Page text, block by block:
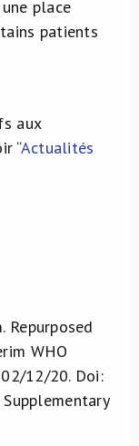
place
patients
aux
“Actualités
Repurposed
WHO
12/20. Doi: